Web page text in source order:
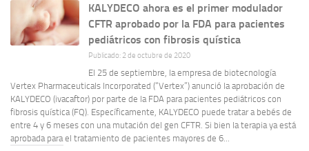
KALYDECO ahora es el primer modulador
CFTR aprobado por la FDA para pacientes
pediátricos con fibrosis quística
Publicado: 2 de octubre de 2020
El 25 de septiembre, la empresa de biotecnología
Vertex Pharmaceuticals Incorporated (“Vertex”) anunció la aprobación de
KALYDECO (ivacaftor) por parte de la FDA para pacientes pediátricos con
fibrosis quística (FQ). Específicamente, KALYDECO puede tratar a bebés de
entre 4 y 6 meses con una mutación del gen CFTR. Si bien la terapia ya está
aprobada para el tratamiento de pacientes mayores de 6...